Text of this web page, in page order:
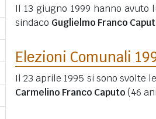
Il 13 giugno 1999 hanno
sindaco Guglielmo Franco
Elezioni Comunali
Il 23 aprile 1995 si sono svolte
Carmelino Franco Caputo(46